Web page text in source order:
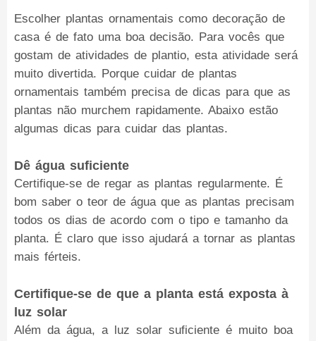
Escolher plantas ornamentais como decoração de
casa é de fato uma boa decisão. Para vocês que
gostam de atividades de plantio, esta atividade será
muito divertida. Porque cuidar de plantas
ornamentais também precisa de dicas para que as
plantas não murchem rapidamente. Abaixo estão
algumas dicas para cuidar das plantas.
Dê água suficiente
Certifique-se de regar as plantas regularmente. É
bom saber o teor de água que as plantas precisam
todos os dias de acordo com o tipo e tamanho da
planta. É claro que isso ajudará a tornar as plantas
mais férteis.
Certifique-se de que a planta está exposta à
luz solar
Além da água, a luz solar suficiente é muito boa